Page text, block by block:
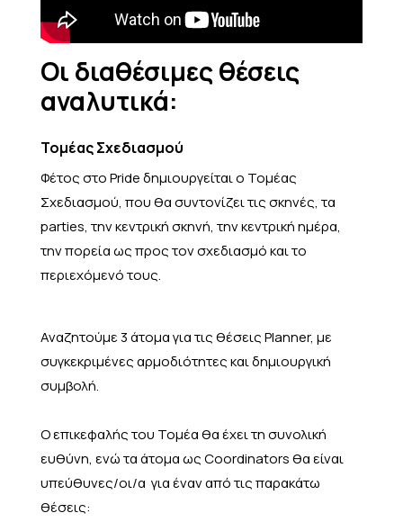
Οι διαθέσιμες θέσεις
αναλυτικά:
Τομέας Σχεδιασμού
Φέτος στο Pride δημιουργείται ο Τομέας
Σχεδιασμού, που θα συντονίζει τις σκηνές, τα
parties, την κεντρική σκηνή, την κεντρική ημέρα,
την πορεία ως προς τον σχεδιασμό και το
περιεχόμενό τους.
Αναζητούμε 3 άτομα για τις θέσεις Planner, με
συγκεκριμένες αρμοδιότητες και δημιουργική
συμβολή.
Ο επικεφαλής του Τομέα θα έχει τη συνολική
ευθύνη, ενώ τα άτομα ως Coordinators θα είναι
υπεύθυνες/οι/α για έναν από τις παρακάτω
θέσεις: